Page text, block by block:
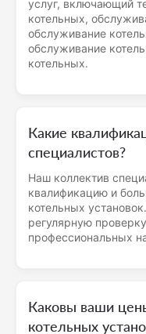
услуг, включающий
котельных,
обслуживание
обслуживание
котельных.
Какие
специалистов?
Наш коллектив
квалификацию и
котельных
регулярную
профессиональных
Каковы ваши
котельных